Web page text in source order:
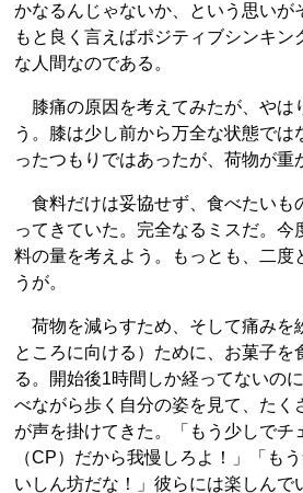
かなるんじゃないか、という思いが
もと良く言えばポジティブシンキン
な人間なのである。
膝痛の原因を考えてみたが、やは
う。膝は少し前から万全な状態では
ったつもりではあったが、荷物が重
食料だけは妥協せず、食べたいも
ってきていた。完全なるミスだ。今
料の量を考えよう。もっとも、二度
うが。
荷物を減らすため、そして痛みを
ところに向ける）ために、お菓子を
る。開始後1時間しか経ってないの
べながら歩く自分の姿を見て、たく
が声を掛けてきた。「もう少しでチ
（CP）だから我慢しろよ！」「も
いしん坊だな！」彼らには楽しんで